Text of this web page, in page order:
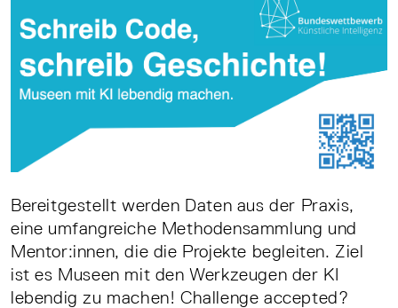
Bereitgestellt werden Daten aus der Praxis,
eine umfangreiche Methodensammlung und
Mentor:innen, die die Projekte begleiten. Ziel
ist es Museen mit den Werkzeugen der KI
lebendig zu machen! Challenge accepted?